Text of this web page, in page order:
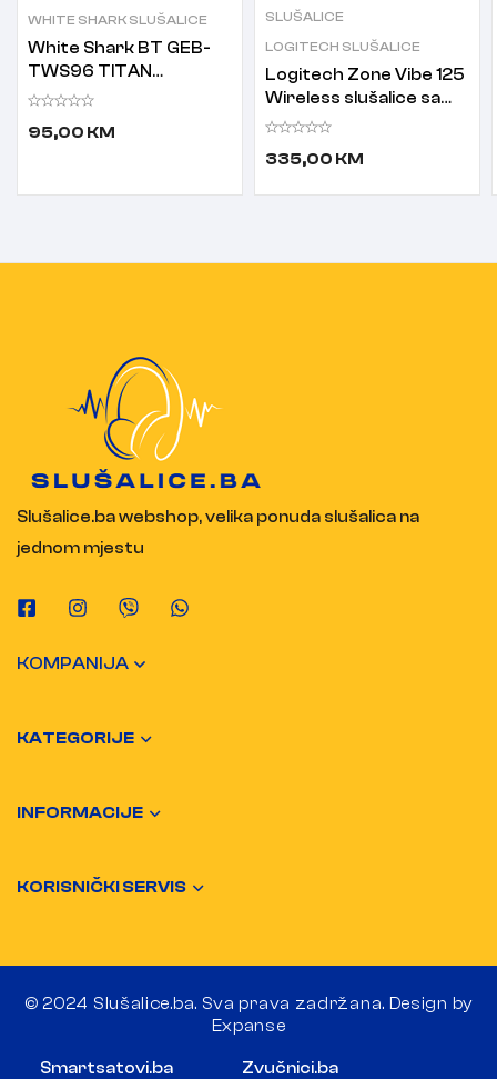
WHITE SHARK SLUŠALICE
White Shark BT GEB-
TWS96 TITAN
Bluetooth slušalice sa
95,00 KM
SLUŠALICE
LOGITECH SLUŠALICE
Logitech Zone Vibe 125
Wireless slušalice sa
mikrofonom
335,00 KM
Slušalice.ba webshop, velika ponuda slušalica na
jednom mjestu
KOMPANIJA
KATEGORIJE
INFORMACIJE
KORISNIČKI SERVIS
© 2024 Slušalice.ba. Sva prava zadržana. Design by
Expanse
Smartsatovi.ba Zvučnici.ba